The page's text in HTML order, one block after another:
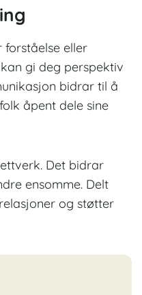
eller
gi deg perspektiv
bidrar til å
åpent dele sine
Det bidrar
ensomme. Delt
og støtter